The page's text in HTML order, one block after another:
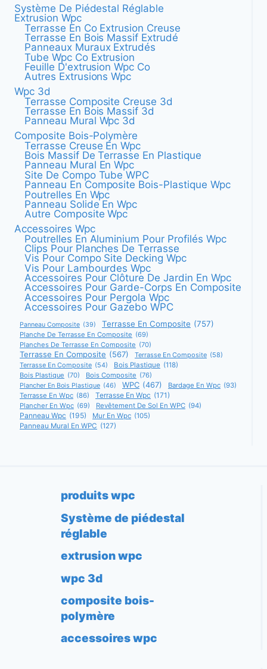
Système De Piédestal Réglable
Extrusion Wpc
Terrasse En Co Extrusion Creuse
Terrasse En Bois Massif Extrudé
Panneaux Muraux Extrudés
Tube Wpc Co Extrusion
Feuille D'extrusion Wpc Co
Autres Extrusions Wpc
Wpc 3d
Terrasse Composite Creuse 3d
Terrasse En Bois Massif 3d
Panneau Mural Wpc 3d
Composite Bois-Polymère
Terrasse Creuse En Wpc
Bois Massif De Terrasse En Plastique
Panneau Mural En Wpc
Site De Compo Tube WPC
Panneau En Composite Bois-Plastique Wpc
Poutrelles En Wpc
Panneau Solide En Wpc
Autre Composite Wpc
Accessoires Wpc
Poutrelles En Aluminium Pour Profilés Wpc
Clips Pour Planches De Terrasse
Vis Pour Compo Site Decking Wpc
Vis Pour Lambourdes Wpc
Accessoires Pour Clôture De Jardin En Wpc
Accessoires Pour Garde-Corps En Composite
Accessoires Pour Pergola Wpc
Accessoires Pour Gazebo WPC
Panneau Composite (39) Terrasse En Composite (757)
Planche De Terrasse En Composite (69)
Planches De Terrasse En Composite (70)
Terrasse En Composite (567) Terrasse En Composite (58)
Terrasse En Composite (54) Bois Plastique (118)
Bois Plastique (70) Bois Composite (76)
Plancher En Bois Plastique (46) WPC (467) Bardage En Wpc (93)
Terrasse En Wpc (86) Terrasse En Wpc (171)
Plancher En Wpc (69) Revêtement De Sol En WPC (94)
Panneau Wpc (195) Mur En Wpc (105)
Panneau Mural En WPC (127)
produits wpc
Système de piédestal
réglable
extrusion wpc
wpc 3d
composite bois-
polymère
accessoires wpc